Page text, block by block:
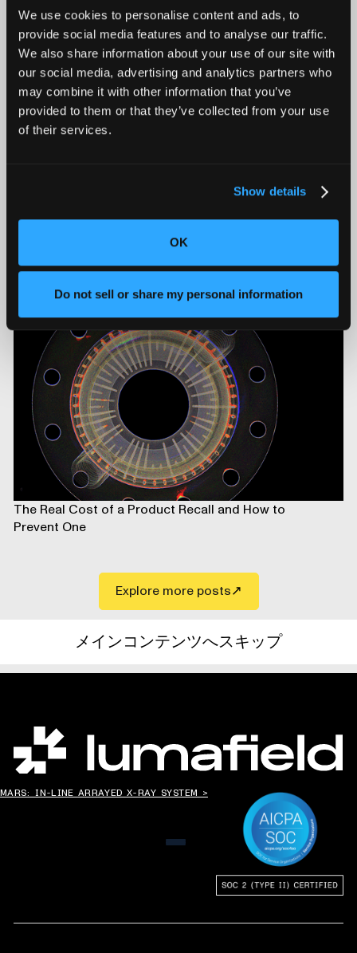
We use cookies to personalise content and ads, to
provide social media features and to analyse our traffic.
We also share information about your use of our site with
our social media, advertising and analytics partners who
may combine it with other information that you’ve
provided to them or that they’ve collected from your use
of their services.
Show details
OK
Do not sell or share my personal information
Introducing Neptune Performance and Triton
Performance
Manufacturers Know Quality Costs Money. Most
Don't Know How Much.
The Real Cost of a Product Recall and How to
Prevent One
Explore more posts
メインコンテンツへスキップ
MARS: IN-LINE ARRAYED X-RAY SYSTEM >